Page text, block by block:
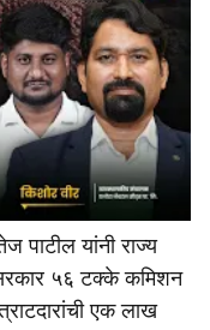
यांनी राज्य
५६ टक्के कमिशन
एक लाख